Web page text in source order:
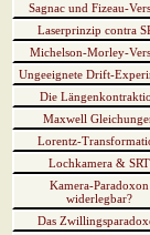
Sagnac und Fizeau-
Laserprinzip contra
Michelson-Morley-
Ungeeignete Drift-
Die
Maxwell
Lorentz-
Lochkamera & SRT
Kamera-Paradoxon
widerlegbar?
Das